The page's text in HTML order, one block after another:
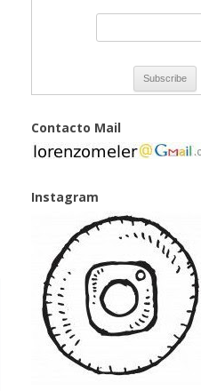
Contacto Mail
Instagram